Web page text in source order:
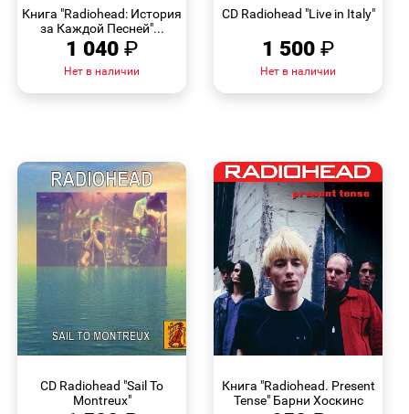
Книга "Radiohead: История
за Каждой Песней"...
1 040 ₽
Нет в наличии
CD Radiohead "Live in Italy"
1 500 ₽
Нет в наличии
CD Radiohead "Sail To
Montreux"
Книга "Radiohead. Present
Tense" Барни Хоскинс